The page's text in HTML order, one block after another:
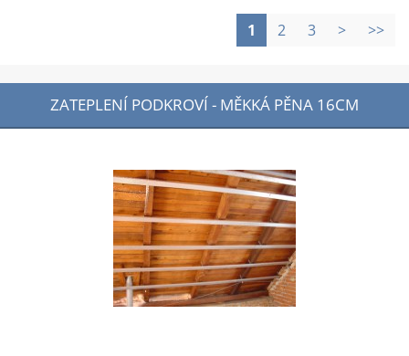
1 2 3 > >>
ZATEPLENÍ PODKROVÍ - MĚKKÁ PĚNA 16CM